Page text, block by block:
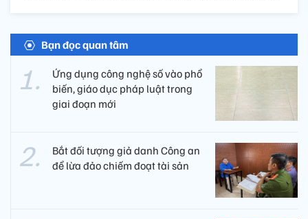
Bạn đọc quan tâm
Ứng dụng công nghệ số vào phổ
biến, giáo dục pháp luật trong
giai đoạn mới
Bắt đối tượng giả danh Công an
để lừa đảo chiếm đoạt tài sản